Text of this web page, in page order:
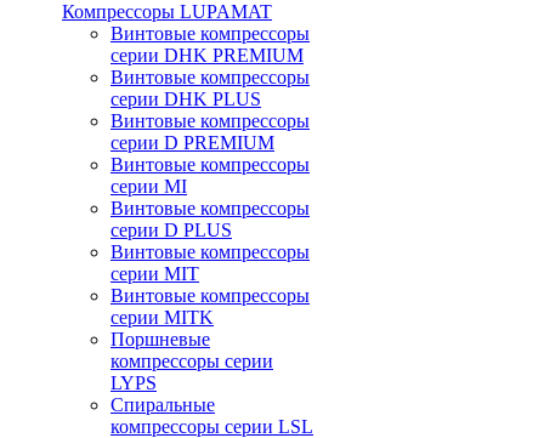
Компрессоры LUPAMAT
Винтовые компрессоры
серии DHK PREMIUM
Винтовые компрессоры
серии DHK PLUS
Винтовые компрессоры
серии D PREMIUM
Винтовые компрессоры
серии MI
Винтовые компрессоры
серии D PLUS
Винтовые компрессоры
серии MIT
Винтовые компрессоры
серии MITK
Поршневые
компрессоры серии
LYPS
Спиральные
компрессоры серии LSL